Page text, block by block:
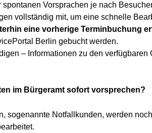
Vorsprachen je nach
vollständig mit, um eine schnelle
eine vorherige Terminbuchung
Berlin gebucht werden.
– Informationen zu den
im Bürgeramt sofort vorsprechen?
sogenannte Notfallkunden, werden